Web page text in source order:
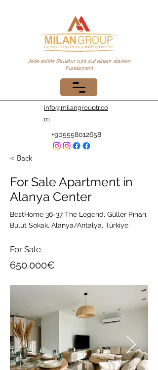
Jede solide Struktur ruht auf einem starken
Fundament
+905558012658
info@milangrouptr.co
m
< Back
For Sale Apartment in
Alanya Center
BestHome 36-37 The Legend, Güller Pınarı,
Bulut Sokak, Alanya/Antalya, Türkiye
For Sale
650.000€